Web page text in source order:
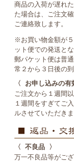
商品の入荷が遅れ
た場合は、ご注文
ご連絡致します。
※お買い物金額が
ット便での発送とな
郵パケット便は普
常２から３日後の到
〈 お申し込みの有
ご注文から１週間
１週間をすぎてご
ルさせていただきま
〈 不良品 〉
万一不良品等がご